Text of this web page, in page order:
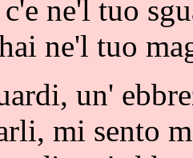
ne'l tuo
ne'l tuo
un'
mi sento